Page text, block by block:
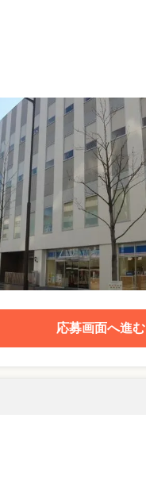
応募画面へ進む